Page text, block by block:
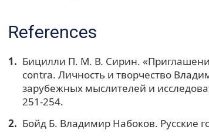
References
Бицилли П. М. В. Сирин.
contra. Личность и творчество
зарубежных мыслителей и
251-254.
Бойд Б. Владимир Набоков. Русские